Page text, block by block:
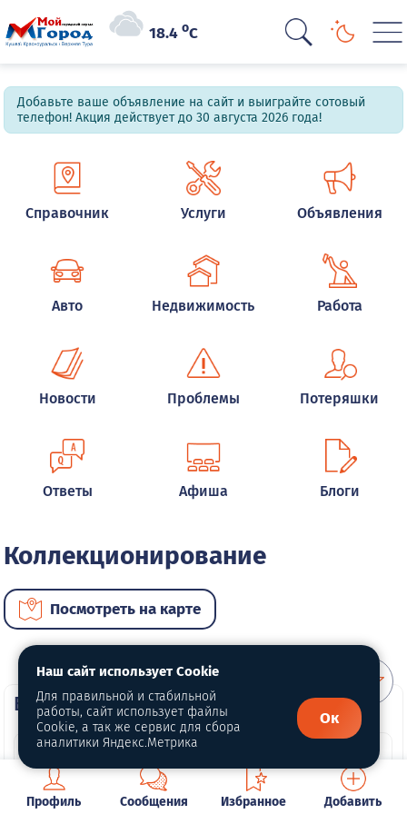
18.4oC
Добавьте ваше объявление на сайт и выиграйте сотовый
телефон! Акция действует до 30 августа 2026 года!
Справочник Услуги Объявления
Авто Недвижимость Работа
Новости Проблемы Потеряшки
Ответы Афиша Блоги
Коллекционирование
Посмотреть на карте
ВИП объявления
Профиль Сообщения Избранное Добавить
Наш сайт использует Cookie
Для правильной и стабильной
работы, сайт использует файлы
Cookie, а так же сервис для сбора
аналитики Яндекс.Метрика
Ок